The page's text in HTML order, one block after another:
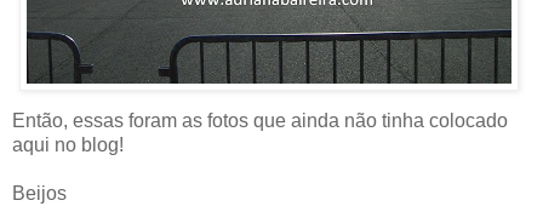
Então, essas foram as fotos que ainda não tinha colocado
aqui no blog!
Beijos